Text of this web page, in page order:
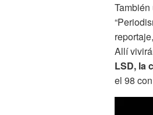
Allí
LSD, la
el 98